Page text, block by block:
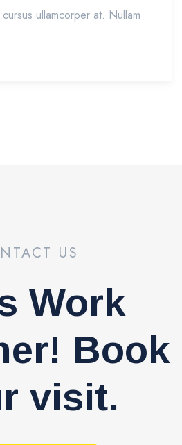
ullamcorper at. Nullam
US
Work
Book
visit.